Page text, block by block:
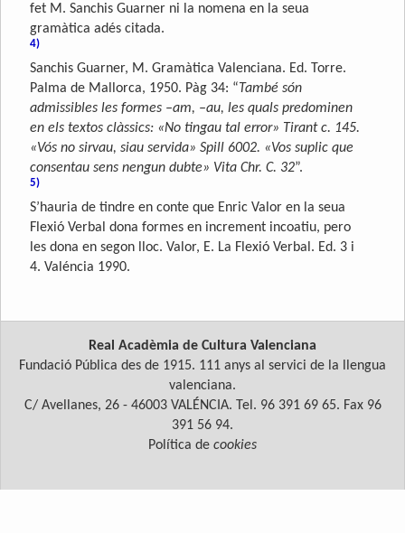
fet M. Sanchis Guarner ni la nomena en la seua
gramàtica adés citada.
4)
Sanchis Guarner, M. Gramàtica Valenciana. Ed. Torre.
Palma de Mallorca, 1950. Pàg 34: “També són
admissibles les formes –am, –au, les quals predominen
en els textos clàssics: «No tingau tal error» Tirant c. 145.
«Vós no sirvau, siau servida» Spill 6002. «Vos suplic que
consentau sens nengun dubte» Vita Chr. C. 32”.
5)
S’hauria de tindre en conte que Enric Valor en la seua
Flexió Verbal dona formes en increment incoatiu, pero
les dona en segon lloc. Valor, E. La Flexió Verbal. Ed. 3 i
4. Valéncia 1990.
Real Acadèmia de Cultura Valenciana
Fundació Pública des de 1915. 111 anys al servici de la llengua
valenciana.
C/ Avellanes, 26 - 46003 VALÉNCIA. Tel. 96 391 69 65. Fax 96
391 56 94.
Política de cookies